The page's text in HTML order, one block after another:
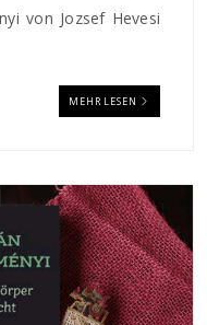
von Jozsef Hevesi
MEHR LESEN